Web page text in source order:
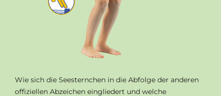
Wie sich die Seesternchen in die Abfolge der anderen
offiziellen Abzeichen eingliedert und welche